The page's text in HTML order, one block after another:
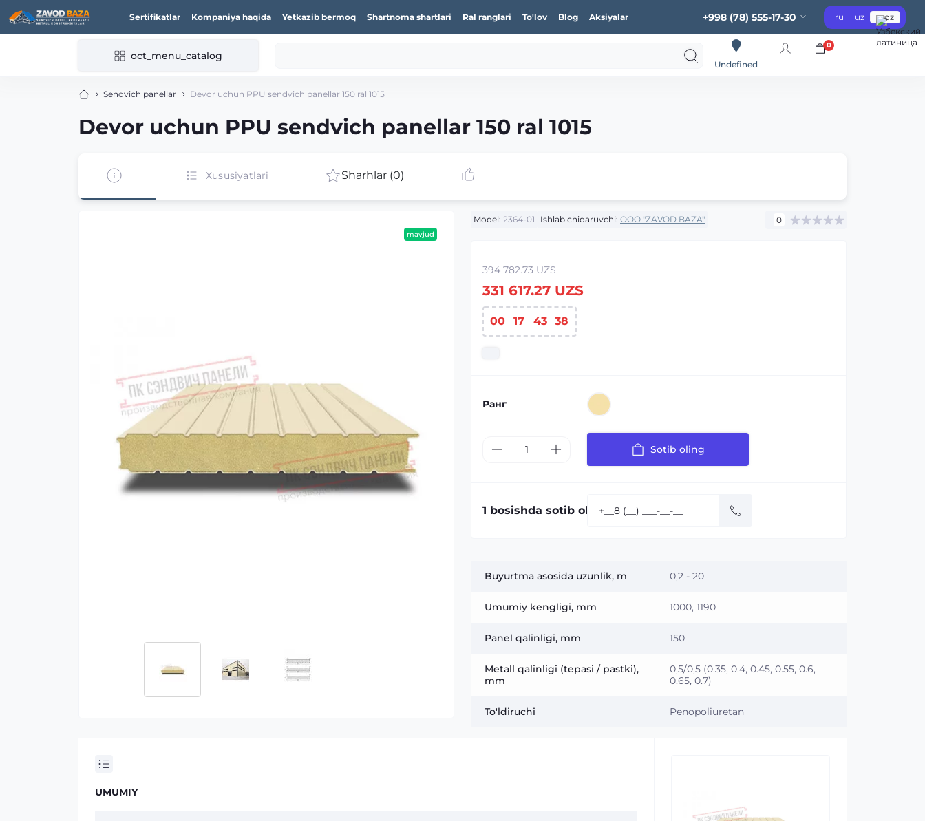
Sertifikatlar Kompaniya haqida Yetkazib bermoq Shartnoma shartlari Ral ranglari To'lov Blog Aksiyalar +998 (78) 555-17-30 ru uz oz
oct_menu_catalog
Undefined
0
Sendvich panellar Devor uchun PPU sendvich panellar 150 ral 1015
Devor uchun PPU sendvich panellar 150 ral 1015
Xususiyatlari Sharhlar (0)
mavjud
Model: 2364-01 Ishlab chiqaruvchi: OOO "ZAVOD BAZA" 0
394 782.73 UZS
331 617.27 UZS
00 17 43 37
Ранг
Sotib oling
1 bosishda sotib olish:
Buyurtma asosida uzunlik, m 0,2 - 20
Umumiy kengligi, mm 1000, 1190
Panel qalinligi, mm 150
Metall qalinligi (tepasi / pastki),
mm
0,5/0,5 (0.35, 0.4, 0.45, 0.55, 0.6,
0.65, 0.7)
To'ldiruchi Penopoliuretan
UMUMIY